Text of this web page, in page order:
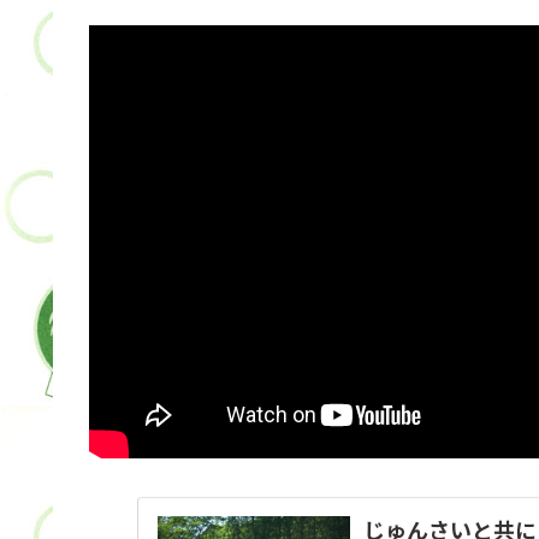
じゅんさいと共